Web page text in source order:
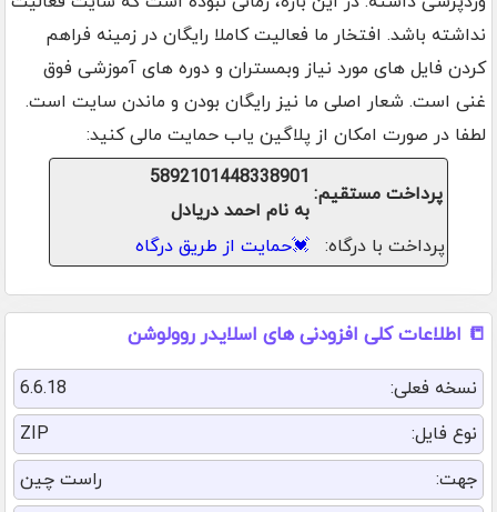
نداشته باشد. افتخار ما فعالیت کاملا رایگان در زمینه فراهم
کردن فایل های مورد نیاز وبمستران و دوره های آموزشی فوق
غنی است. شعار اصلی ما نیز رایگان بودن و ماندن سایت است.
لطفا در صورت امکان از پلاگین یاب حمایت مالی کنید:
پرداخت مستقیم:
5892101448338901
به نام احمد دریادل
پرداخت با درگاه:
💓حمایت از طریق درگاه
📒 اطلاعات کلی افزودنی های اسلایدر روولوشن
نسخه فعلی:
6.6.18
نوع فایل:
ZIP
جهت:
راست چین